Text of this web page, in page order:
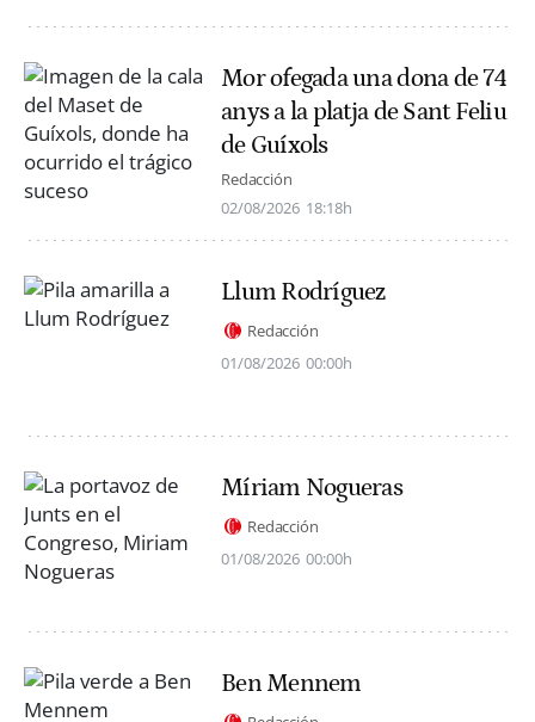
Mor ofegada una dona de 74
anys a la platja de Sant Feliu
de Guíxols
Redacción
02/08/2026 18:18h
Llum Rodríguez
Redacción
01/08/2026 00:00h
Míriam Nogueras
Redacción
01/08/2026 00:00h
Ben Mennem